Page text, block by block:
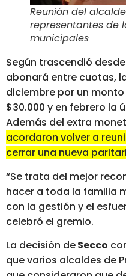
Reunión del
representantes de
municipales
Según trascendió
abonará entre cuotas,
diciembre por un
$30.000 y en febrero la
Además del extra
acordaron volver a
cerrar una nueva
“Se trata del mejor
hacer a toda la familia
con la gestión y el
celebró el gremio.
La decisión deSecco
que varios alcaldes de